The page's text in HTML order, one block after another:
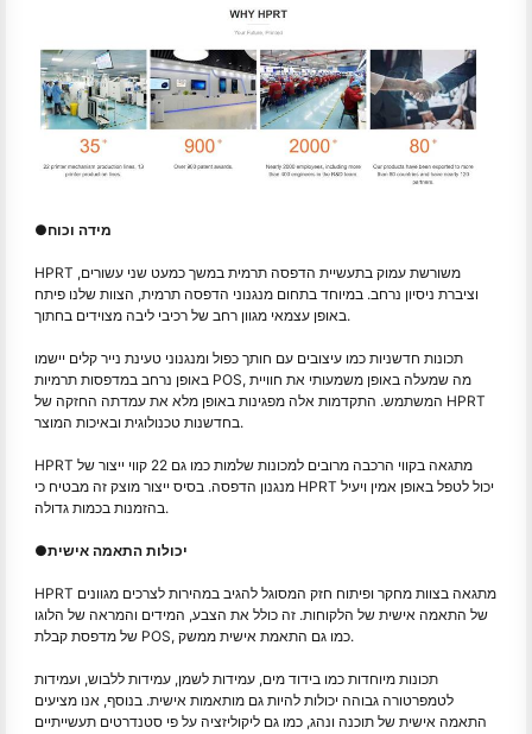
●מידה וכוח
HPRT משורשת עמוק בתעשיית הדפסה תרמית במשך כמעט שני עשורים,
וציברת ניסיון נרחב. במיוחד בתחום מנגנוני הדפסה תרמית, הצוות שלנו פיתח
באופן עצמאי מגוון רחב של רכיבי ליבה מצוידים בחתוך.
תכונות חדשניות כמו עיצובים עם חותך כפול ומנגנוני טעינת נייר קלים יישמו
באופן נרחב במדפסות תרמיות POS, מה שמעלה באופן משמעותי את חוויית
המשתמש. התקדמות אלה מפגינות באופן מלא את עמדתה החזקה של HPRT
בחדשנות טכנולוגית ובאיכות המוצר.
HPRT מתגאה בקווי הרכבה מרובים למכונות שלמות כמו גם 22 קווי ייצור של
מנגנון הדפסה. בסיס ייצור מוצק זה מבטיח כי HPRT יכול לטפל באופן אמין ויעיל
בהזמנות בכמות גדולה.
●יכולות התאמה אישית
HPRT מתגאה בצוות מחקר ופיתוח חזק המסוגל להגיב במהירות לצרכים מגוונים
של התאמה אישית של הלקוחות. זה כולל את הצבע, המידים והמראה של הלוגו
של מדפסת קבלת POS, כמו גם התאמת אישית ממשק.
תכונות מיוחדות כמו בידוד מים, עמידות לשמן, עמידות ללבוש, ועמידות
לטמפרטורה גבוהה יכולות להיות גם מותאמות אישית. בנוסף, אנו מציעים
התאמה אישית של תוכנה ונהג, כמו גם ליקוליזציה על פי סטנדרטים תעשייתיים